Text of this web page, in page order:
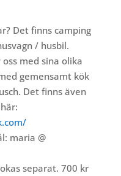
Det finns camping
/ husbil.
med sina olika
gemensamt kök
Det finns även
maria @
separat. 700 kr